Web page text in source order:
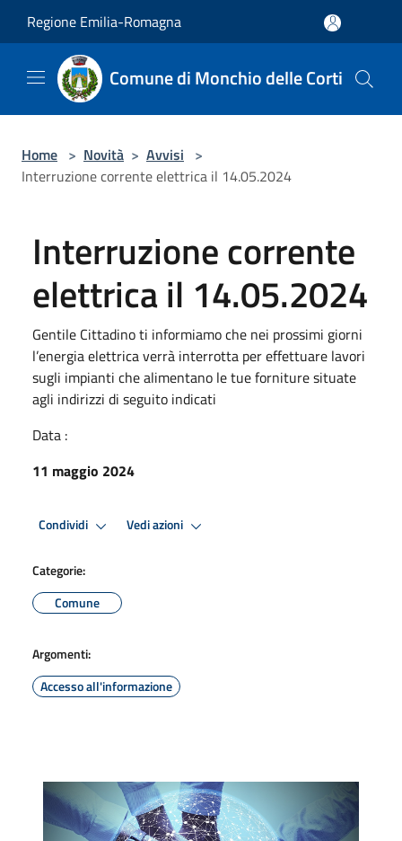
Regione Emilia-Romagna
Comune di Monchio delle Corti
Home > Novità > Avvisi >
Interruzione corrente elettrica il 14.05.2024
Interruzione corrente
elettrica il 14.05.2024
Gentile Cittadino ti informiamo che nei prossimi giorni
l’energia elettrica verrà interrotta per effettuare lavori
sugli impianti che alimentano le tue forniture situate
agli indirizzi di seguito indicati
Data :
11 maggio 2024
Condividi Vedi azioni
Categorie:
Comune
Argomenti:
Accesso all'informazione